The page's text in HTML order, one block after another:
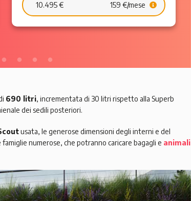
10.495 € 159 €/mese
690 litri, incrementata di 30 litri rispetto alla Superb
dei sedili posteriori.
usata, le generose dimensioni degli interni e del
numerose, che potranno caricare bagagli e animali